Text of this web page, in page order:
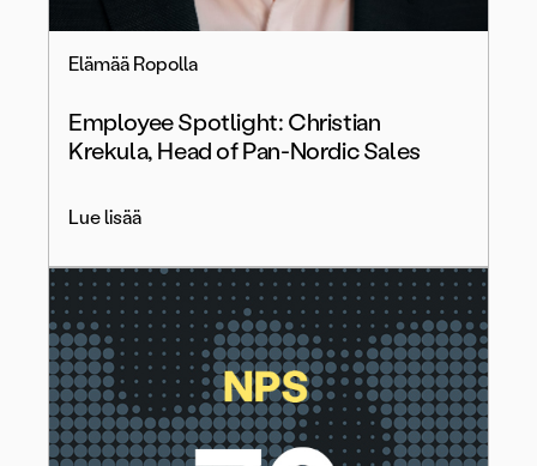
Elämää Ropolla
Employee Spotlight: Christian
Krekula, Head of Pan-Nordic Sales
Lue lisää